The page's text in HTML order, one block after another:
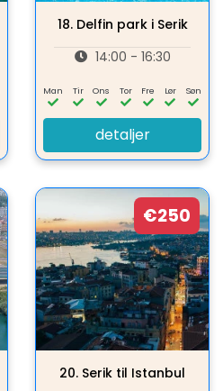
18. Delfin park i Serik
14:00 - 16:30
Man Tir Ons Tor Fre Lør Søn
detaljer
€250
20. Serik til Istanbul